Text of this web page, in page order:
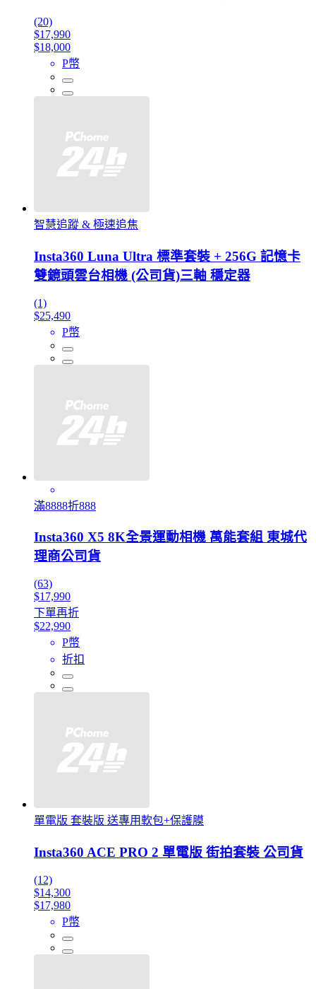
(20)
$17,990
$18,000
P幣
智慧追蹤 & 極速追焦
Insta360 Luna Ultra 標準套裝 + 256G 記憶卡
雙鏡頭雲台相機 (公司貨)三軸 穩定器
(1)
$25,490
P幣
滿8888折888
Insta360 X5 8K全景運動相機 萬能套組 東城代
理商公司貨
(63)
$17,990
下單再折
$22,990
P幣
折扣
單電版 套裝版 送專用軟包+保護膜
Insta360 ACE PRO 2 單電版 街拍套裝 公司貨
(12)
$14,300
$17,980
P幣